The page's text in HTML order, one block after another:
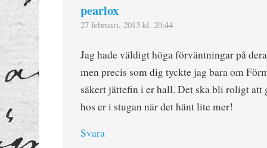
pearlox
27 februari, 2013 kl. 20:44
Jag hade väldigt höga förväntningar på
men precis som dig tyckte jag bara om
säkert jättefin i er hall. Det ska bli roligt att
hos er i stugan när det hänt lite mer!
Svara